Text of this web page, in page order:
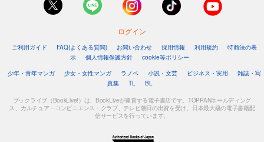
ログイン
ご利用ガイド FAQ(よくある質問) お問い合わせ 採用情報 利用規約
特商法の表
示
個人情報保護方針
cookie等ポリシー
少年・青年マンガ
少女・女性マンガ ラノベ 小説・文芸 ビジネス・実用
雑誌・写
真集
TL BL
ブックライブ（BookLive!）は、BookLiveが運営する電子書店です。TOPPANホールディング
ス、カルチュア・コンビニエンス・クラブ、テレビ朝日の出資を受け、日本最大級の電子書籍配
信サービスを行っています。